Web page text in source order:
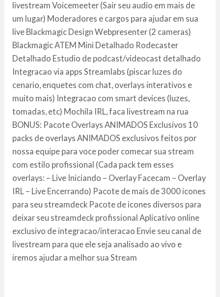
livestream Voicemeeter (Sair seu audio em mais de
um lugar) Moderadores e cargos para ajudar em sua
live Blackmagic Design Webpresenter (2 cameras)
Blackmagic ATEM Mini Detalhado Rodecaster
Detalhado Estudio de podcast/videocast detalhado
Integracao via apps Streamlabs (piscar luzes do
cenario, enquetes com chat, overlays interativos e
muito mais) Integracao com smart devices (luzes,
tomadas, etc) Mochila IRL, faca livestream na rua
BONUS: Pacote Overlays ANIMADOS Exclusivos 10
packs de overlays ANIMADOS exclusivos feitos por
nossa equipe para voce poder comecar sua stream
com estilo profissional (Cada pack tem esses
overlays: – Live Iniciando – Overlay Facecam – Overlay
IRL – Live Encerrando) Pacote de mais de 3000 icones
para seu streamdeck Pacote de icones diversos para
deixar seu streamdeck profissional Aplicativo online
exclusivo de integracao/interacao Envie seu canal de
livestream para que ele seja analisado ao vivo e
iremos ajudar a melhor sua Stream